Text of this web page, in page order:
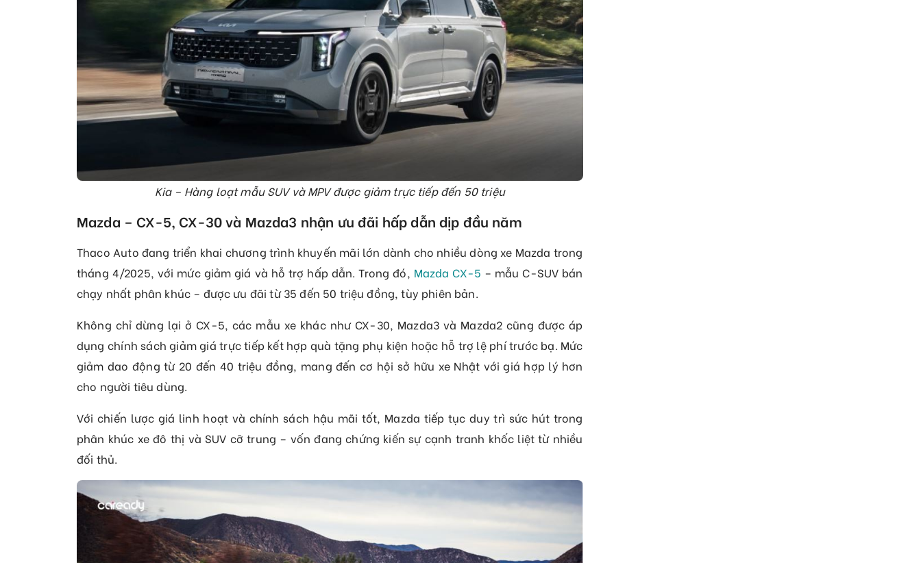
Kia – Hàng loạt mẫu SUV và MPV được giảm trực tiếp đến 50 triệu
Mazda – CX-5, CX-30 và Mazda3 nhận ưu đãi hấp dẫn dịp đầu năm
Thaco Auto đang triển khai chương trình khuyến mãi lớn dành cho nhiều dòng xe Mazda trong
tháng 4/2025, với mức giảm giá và hỗ trợ hấp dẫn. Trong đó, Mazda CX-5 – mẫu C-SUV bán
chạy nhất phân khúc – được ưu đãi từ 35 đến 50 triệu đồng, tùy phiên bản.
Không chỉ dừng lại ở CX-5, các mẫu xe khác như CX-30, Mazda3 và Mazda2 cũng được áp
dụng chính sách giảm giá trực tiếp kết hợp quà tặng phụ kiện hoặc hỗ trợ lệ phí trước bạ. Mức
giảm dao động từ 20 đến 40 triệu đồng, mang đến cơ hội sở hữu xe Nhật với giá hợp lý hơn
cho người tiêu dùng.
Với chiến lược giá linh hoạt và chính sách hậu mãi tốt, Mazda tiếp tục duy trì sức hút trong
phân khúc xe đô thị và SUV cỡ trung – vốn đang chứng kiến sự cạnh tranh khốc liệt từ nhiều
đối thủ.